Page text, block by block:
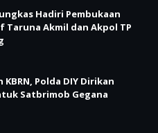
Hadiri Pembukaan
Akmil dan Akpol TP
Polda DIY Dirikan
Satbrimob Gegana